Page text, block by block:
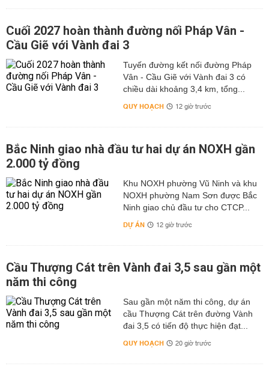
Cuối 2027 hoàn thành đường nối Pháp Vân -
Cầu Giẽ với Vành đai 3
Tuyến đường kết nối đường Pháp
Vân - Cầu Giẽ với Vành đai 3 có
chiều dài khoảng 3,4 km, tổng...
QUY HOẠCH 12 giờ trước
Bắc Ninh giao nhà đầu tư hai dự án NOXH gần
2.000 tỷ đồng
Khu NOXH phường Vũ Ninh và khu
NOXH phường Nam Sơn được Bắc
Ninh giao chủ đầu tư cho CTCP...
DỰ ÁN 12 giờ trước
Cầu Thượng Cát trên Vành đai 3,5 sau gần một
năm thi công
Sau gần một năm thi công, dự án
cầu Thượng Cát trên đường Vành
đai 3,5 có tiến độ thực hiện đạt...
QUY HOẠCH 20 giờ trước